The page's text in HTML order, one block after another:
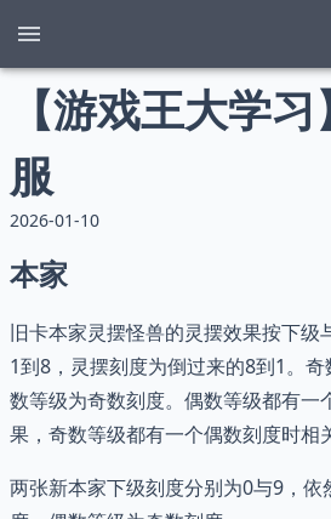
【游戏王大学
服
2026-01-10
本家
旧卡本家灵摆怪兽的灵摆效果按下级
1到8，灵摆刻度为倒过来的8到1。
数等级为奇数刻度。偶数等级都有一
果，奇数等级都有一个偶数刻度时相
两张新本家下级刻度分别为0与9，依